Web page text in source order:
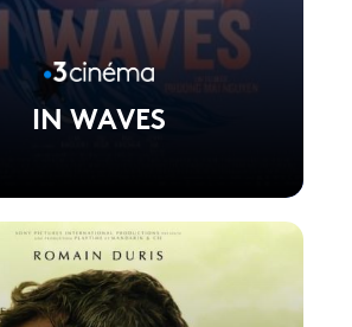
IN WAVES
Voir la fiche du film